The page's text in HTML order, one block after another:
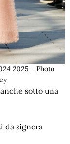
2025 – Photo
sotto una
da signora